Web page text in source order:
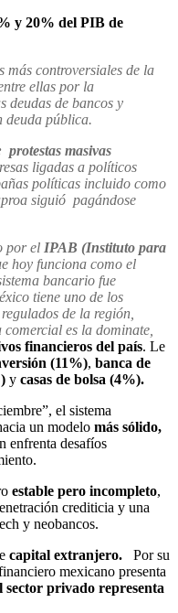
y 20% del PIB de
más controversiales de la
ellas por la
deudas de bancos y
deuda pública.
masivas
ligadas a políticos
políticas incluido como
siguió pagándose
por el IPAB (Instituto para
hoy funciona como el
bancario fue
tiene uno de los
de la región,
es la dominate,
financieros del país. Le
(11%), banca de
y casas de bolsa (4%).
el sistema
un modelo más sólido,
enfrenta desafíos
estable pero incompleto,
crediticia y una
y neobancos.
capital extranjero. Por su
mexicano presenta
sector privado representa